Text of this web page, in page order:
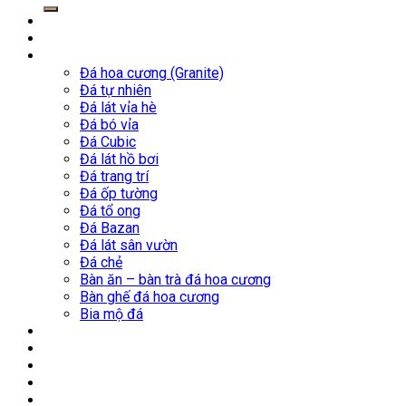
Đá hoa cương (Granite)
Đá tự nhiên
Đá lát vỉa hè
Đá bó vỉa
Đá Cubic
Đá lát hồ bơi
Đá trang trí
Đá ốp tường
Đá tổ ong
Đá Bazan
Đá lát sân vườn
Đá chẻ
Bàn ăn – bàn trà đá hoa cương
Bàn ghế đá hoa cương
Bia mộ đá